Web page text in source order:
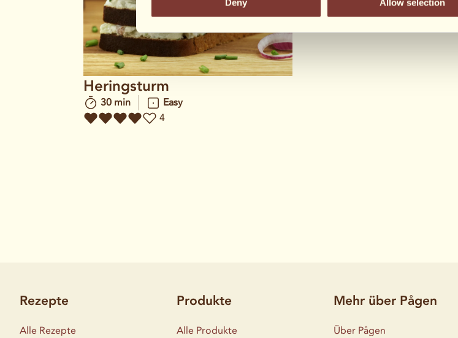
Deny Allow selection
Heringsturm
30 min
Easy
4
Rezepte
Alle Rezepte
Produkte
Alle Produkte
Mehr über Pågen
Über Pågen